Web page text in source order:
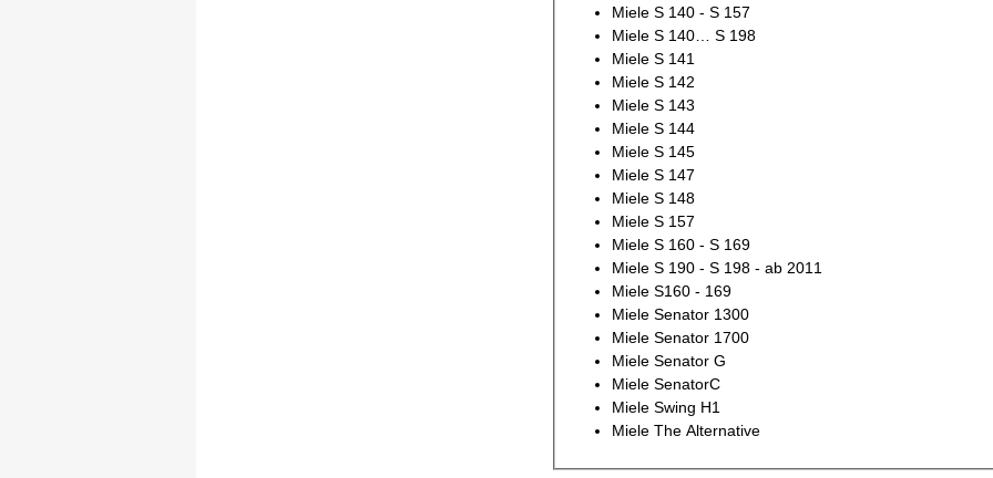
Miele S 140 - S 157
Miele S 140… S 198
Miele S 141
Miele S 142
Miele S 143
Miele S 144
Miele S 145
Miele S 147
Miele S 148
Miele S 157
Miele S 160 - S 169
Miele S 190 - S 198 - ab 2011
Miele S160 - 169
Miele Senator 1300
Miele Senator 1700
Miele Senator G
Miele SenatorC
Miele Swing H1
Miele The Alternative